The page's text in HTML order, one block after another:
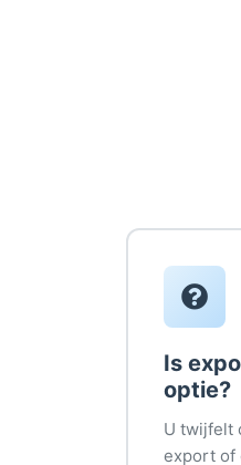
Is
optie?
U twijfelt
export of